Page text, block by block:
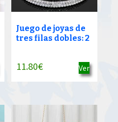
Juego de joyas de
tres filas dobles: 2
11.80€ Ver